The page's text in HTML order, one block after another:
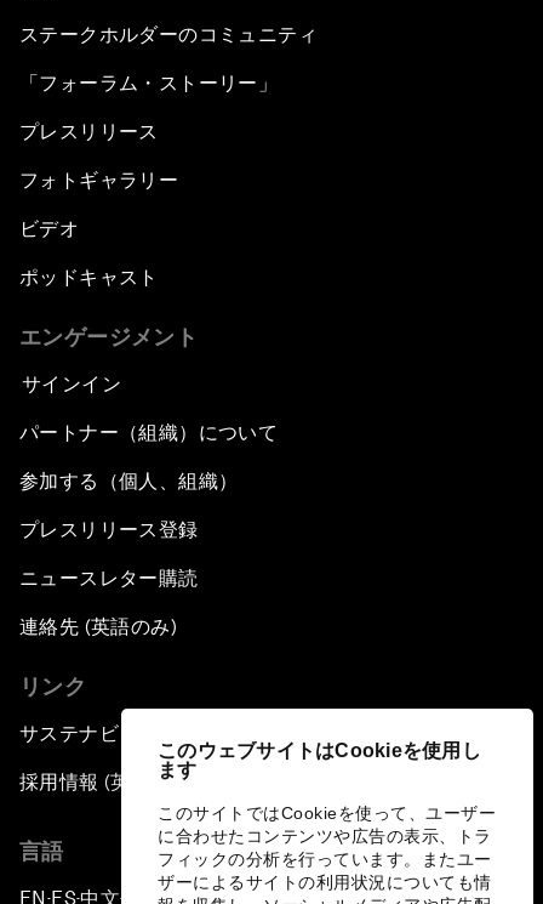
このウェブサイトはCookieを使用し
ます
このサイトではCookieを使って、ユーザー
に合わせたコンテンツや広告の表示、トラ
フィックの分析を行っています。またユー
ザーによるサイトの利用状況についても情
ステークホルダーのコミュニティ
「フォーラム・ストーリー」
プレスリリース
フォトギャラリー
ビデオ
ポッドキャスト
エンゲージメント
サインイン
パートナー（組織）について
参加する（個人、組織）
プレスリリース登録
ニュースレター購読
連絡先 (英語のみ)
リンク
サステナビリティへの取り組み
採用情報 (英語のみ)
言語
EN ▪ES▪中文▪ 日本語